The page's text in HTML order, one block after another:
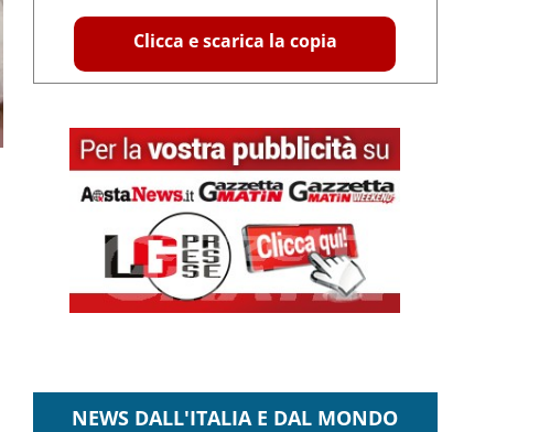
Clicca e scarica la copia
NEWS DALL'ITALIA E DAL MONDO